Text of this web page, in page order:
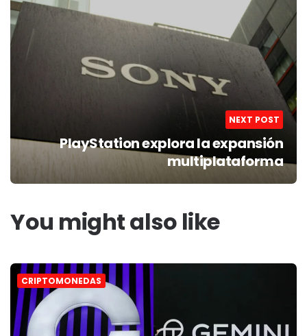
NEXT POST
PlayStation explora la expansión
multiplataforma
You might also like
CRIPTOMONEDAS